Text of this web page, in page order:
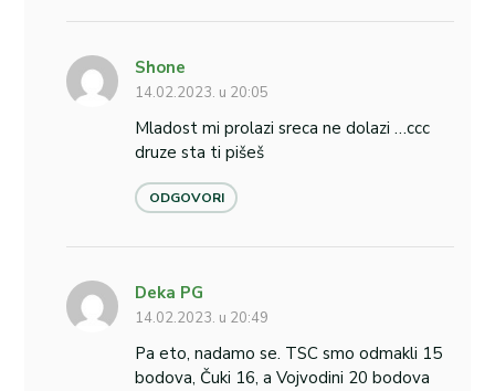
Shone
14.02.2023. u 20:05
Mladost mi prolazi sreca ne dolazi …ccc
druze sta ti pišeš
ODGOVORI
Deka PG
14.02.2023. u 20:49
Pa eto, nadamo se. TSC smo odmakli 15
bodova, Čuki 16, a Vojvodini 20 bodova